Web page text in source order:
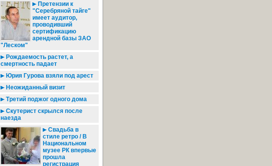
Претензии к
"Серебряной тайге"
имеет аудитор,
проводивший
сертификацию
арендной базы ЗАО
"Леском"
Рождаемость растет, а
смертность падает
Юрия Гурова взяли под арест
Неожиданный визит
Третий поджог одного дома
Скутерист скрылся после
наезда
Свадьба в
стиле ретро / В
Национальном
музее РК впервые
прошла
регистрация